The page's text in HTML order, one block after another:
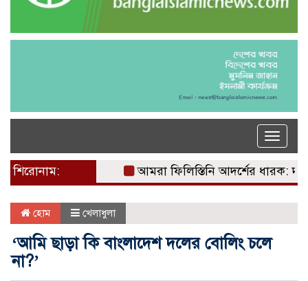
Toggle
শিরোনাম: আমরা ফিলিস্তিনি আদর্শের ধারক:
হোম খেলাধুলা
‘আমি ছাড়া কি বাংলাদেশ দলের বোলিং চলে
না?’